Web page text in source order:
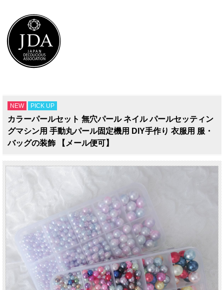
NEW PICK UP
カラーパールセット 無穴パール ネイル パールセッティン
グマシン用 手動丸パール固定機用 DIY手作り 衣服用 服・
バッグの装飾 【メール便可】